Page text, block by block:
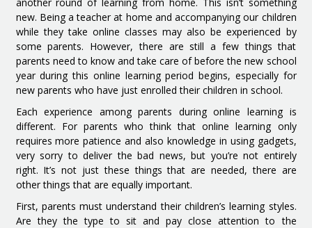
new. Being a teacher at home and accompanying our children
while they take online classes may also be experienced by
some parents. However, there are still a few things that
parents need to know and take care of before the new school
year during this online learning period begins, especially for
new parents who have just enrolled their children in school.
Each experience among parents during online learning is
different. For parents who think that online learning only
requires more patience and also knowledge in using gadgets,
very sorry to deliver the bad news, but you’re not entirely
right. It’s not just these things that are needed, there are
other things that are equally important.
First, parents must understand their children’s learning styles.
Are they the type to sit and pay close attention to the